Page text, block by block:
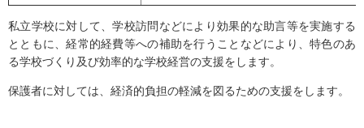
私立学校に対して、学校訪問などにより効果的な助言等を実施する
とともに、経常的経費等への補助を行うことなどにより、特色のあ
る学校づくり及び効率的な学校経営の支援をします。
保護者に対しては、経済的負担の軽減を図るための支援をします。